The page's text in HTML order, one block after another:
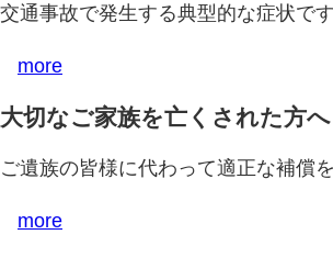
交通事故で発生する典型的な症状です
more
大切なご家族を亡くされた方へ
ご遺族の皆様に代わって適正な補償
more